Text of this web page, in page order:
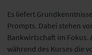
Es liefert
Prompts. Dabei stehen
Bankwirtschaft im
während des Kurses die